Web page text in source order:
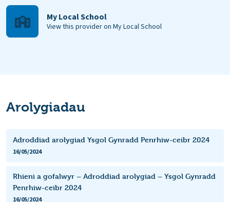
My Local School
View this provider on My Local School
Arolygiadau
Adroddiad arolygiad Ysgol Gynradd Penrhiw-ceibr 2024
16/05/2024
Rhieni a gofalwyr – Adroddiad arolygiad – Ysgol Gynradd
Penrhiw-ceibr 2024
16/05/2024